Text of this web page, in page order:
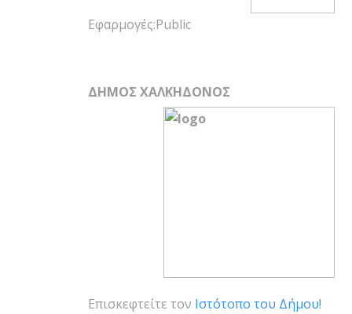
Εφαρμογές:Public
ΔΗΜΟΣ ΧΑΛΚΗΔΟΝΟΣ
Επισκεφτείτε τον Ιστότοπο του Δήμου!